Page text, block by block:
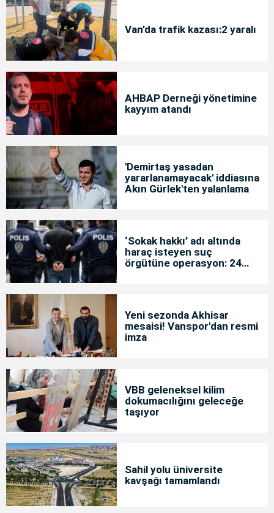
Van’da trafik kazası:2 yaralı
AHBAP Derneği yönetimine
kayyım atandı
'Demirtaş yasadan
yararlanamayacak' iddiasına
Akın Gürlek'ten yalanlama
‘Sokak hakkı’ adı altında
haraç isteyen suç
örgütüne operasyon: 24
Yeni sezonda Akhisar
mesaisi! Vanspor'dan resmi
imza
VBB geleneksel kilim
dokumacılığını geleceğe
taşıyor
Sahil yolu üniversite
kavşağı tamamlandı